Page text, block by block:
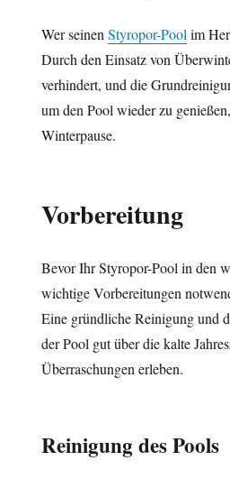
Wer seinen Styropor-Pool im
Durch den Einsatz von
verhindert, und die
um den Pool wieder zu
Winterpause.
Vorbereitung
Bevor Ihr Styropor-Pool in den
wichtige Vorbereitungen
Eine gründliche Reinigung und
der Pool gut über die kalte
Überraschungen erleben.
Reinigung des Pools